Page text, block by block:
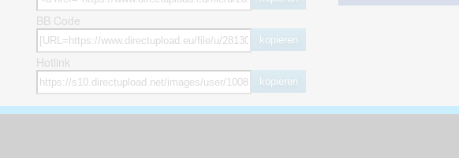
BB Code
kopieren
Hotlink
kopieren